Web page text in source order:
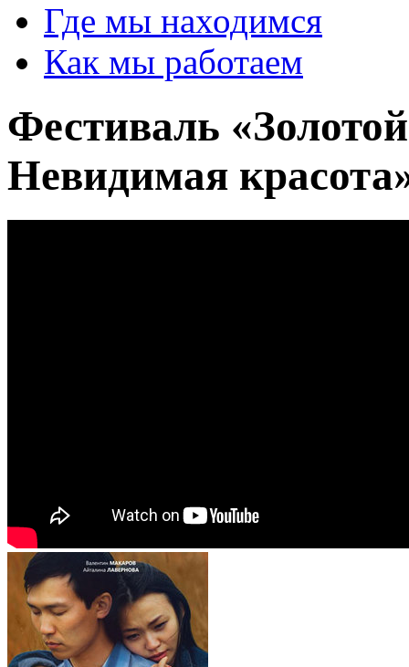
Где мы находимся
Как мы работаем
Фестиваль
Невидимая